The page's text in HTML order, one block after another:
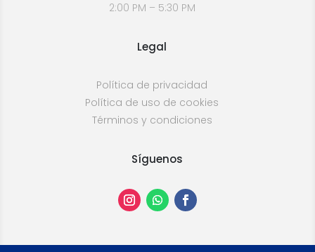
2:00 PM – 5:30 PM
Legal
Política de privacidad
Política de uso de cookies
Términos y condiciones
Síguenos